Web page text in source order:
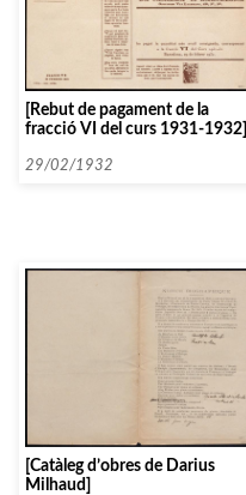
[Rebut de pagament de la
fracció VI del curs 1931-1932]
29/02/1932
[Catàleg d’obres de Darius
Milhaud]